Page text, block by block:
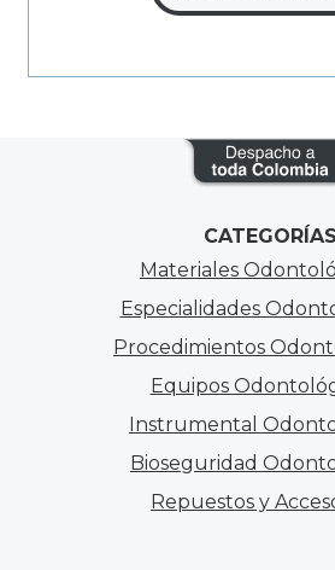
CATEGORÍAS
Materiales
Especialidades
Procedimientos
Equipos
Instrumental
Bioseguridad
Repuestos y